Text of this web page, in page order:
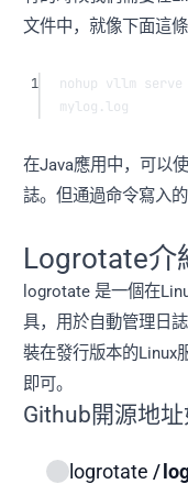
文件中，就像下面這條
1
nohup vllm
mylog.log
在Java應用中，可以
誌。但通過命令寫入
Logrotate介
logrotate 是一個在
具，用於自動管理日
裝在發行版本的Linux
即可。
Github開源地
logrotate /